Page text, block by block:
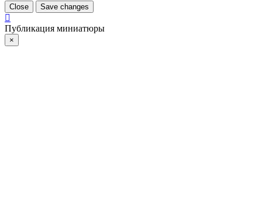
Close Save changes
Публикация миниатюры
×